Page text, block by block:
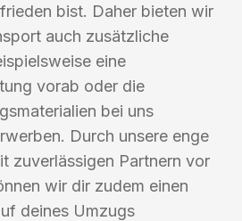
bist. Daher bieten wir
auch zusätzliche
eine
vorab oder die
bei uns
Durch unsere enge
zuverlässigen Partnern vor
wir dir zudem einen
deines Umzugs